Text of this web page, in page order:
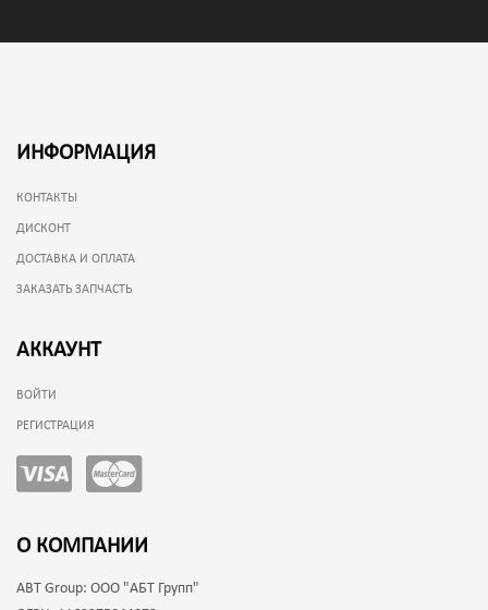
ИНФОРМАЦИЯ
КОНТАКТЫ
ДИСКОНТ
ДОСТАВКА И ОПЛАТА
ЗАКАЗАТЬ ЗАПЧАСТЬ
АККАУНТ
ВОЙТИ
РЕГИСТРАЦИЯ
О КОМПАНИИ
ABT Group: ООО "АБТ Групп"